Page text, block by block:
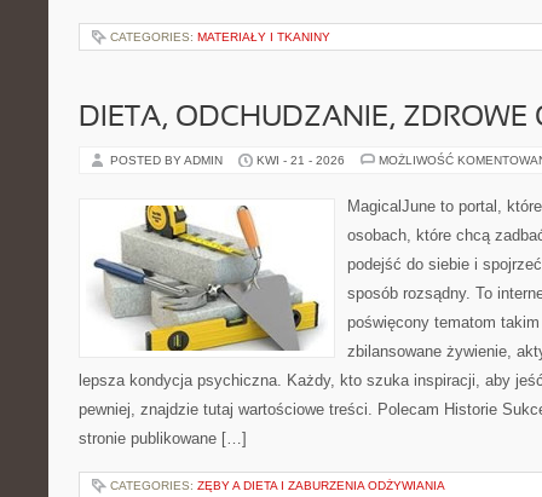
CATEGORIES: MATERIAŁY I TKANINY
DIETA, ODCHUDZANIE, ZDROWE
POSTED BY ADMIN KWI - 21 - 2026 MOŻLIWOŚĆ
MagicalJune to portal,
osobach, które chcą
podejść do siebie i
sposób rozsądny. To
poświęcony tematom
zbilansowane żywienie,
lepsza kondycja psychiczna. Każdy, kto szuka inspiracji, aby
pewniej, znajdzie tutaj wartościowe treści. Polecam Historie
stronie publikowane […]
CATEGORIES: ZĘBY A DIETA I ZABURZENIA ODŻYWIANIA